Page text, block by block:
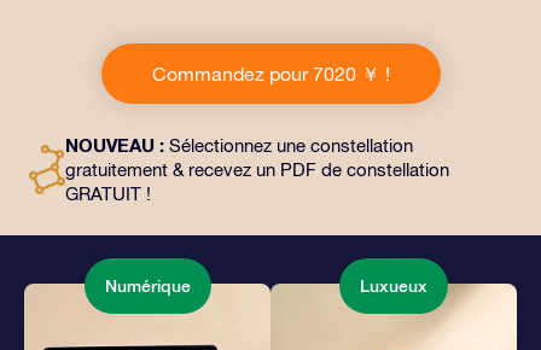
Ce cadeau comprend une belle enveloppe et des
documents personnalisés envoyés à l’adresse de votre
choix, ainsi que des documents numériques et
façon magique d’offrir un cadeau éternel à vos amis et
à vos proches.
Commandez pour 7020 ￥ !
NOUVEAU : Sélectionnez une constellation
gratuitement & recevez un PDF de constellation
GRATUIT !
Numérique Luxueux